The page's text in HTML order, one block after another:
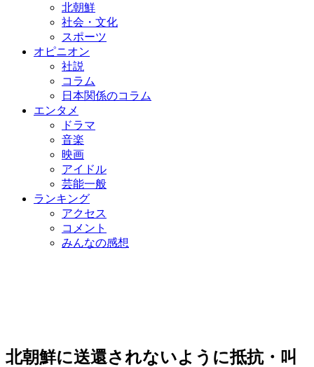
北朝鮮
社会・文化
スポーツ
オピニオン
社説
コラム
日本関係のコラム
エンタメ
ドラマ
音楽
映画
アイドル
芸能一般
ランキング
アクセス
コメント
みんなの感想
北朝鮮に送還されないように抵抗・叫